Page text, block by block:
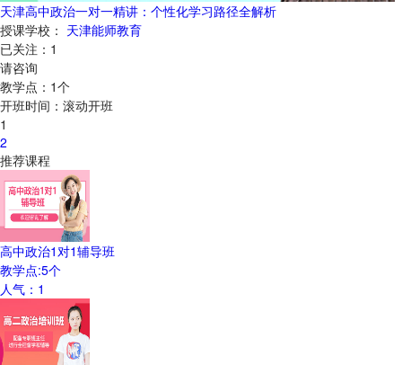
天津高中政治一对一精讲：个性化学习路径全解析
授课学校： 天津能师教育
已关注： 1
请咨询
教学点： 1个
开班时间： 滚动开班
1
2
推荐课程
高中政治1对1辅导班
教学点:5个
人气： 1